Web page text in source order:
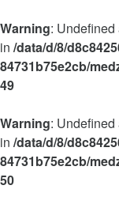
Warning:
in /data/d/8/
84731b75e2cb/
49
Warning:
in /data/d/8/
84731b75e2cb/
50